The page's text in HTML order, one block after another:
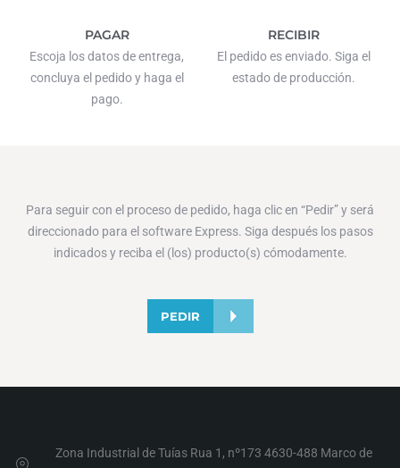
PAGAR
Escoja los datos de entrega,
concluya el pedido y haga el
pago.
RECIBIR
El pedido es enviado. Siga el
estado de producción.
Para seguir con el proceso de pedido, haga clic en “Pedir” y será
direccionado para el software Express. Siga después los pasos
indicados y reciba el (los) producto(s) cómodamente.
PEDIR
Zona Industrial de Tuías Rua 1, nº173 4630-488 Marco de